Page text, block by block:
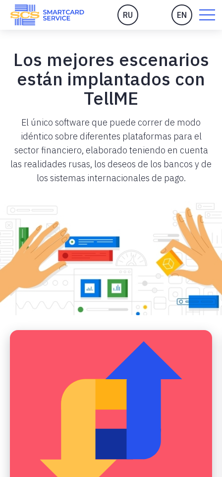
RU EN
Los mejores escenarios
están implantados con
TellME
El único software que puede correr de modo
idéntico sobre diferentes plataformas para el
sector financiero, elaborado teniendo en cuenta
las realidades rusas, los deseos de los bancos y de
los sistemas internacionales de pago.